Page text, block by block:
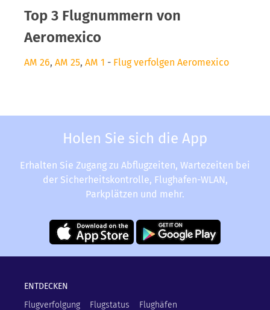
Top 3 Flugnummern von
Aeromexico
AM 26, AM 25, AM 1 - Flug verfolgen Aeromexico
Holen Sie sich die App
Erhalten Sie Zugang zu Abflugzeiten, Wartezeiten bei
der Sicherheitskontrolle, Flughafen-WLAN,
Parkplätzen und mehr.
ENTDECKEN
Flugverfolgung
Flugstatus Flughäfen